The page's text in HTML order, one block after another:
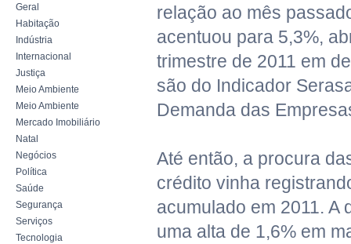
Geral
Habitação
Indústria
Internacional
Justiça
Meio Ambiente
Meio Ambiente
Mercado Imobiliário
Natal
Negócios
Política
Saúde
Segurança
Serviços
Tecnologia
relação ao mês
acentuou para 5,3%,
trimestre de 2011 em
são do Indicador
Demanda das
Até então, a procura
crédito vinha
acumulado em 2011. A
uma alta de 1,6% em